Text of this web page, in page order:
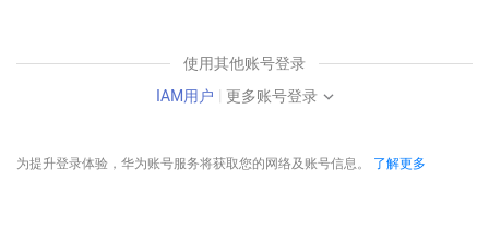
使用其他账号登录
IAM用户 | 更多账号登录
为提升登录体验，华为账号服务将获取您的网络及账号信息。 了解更多